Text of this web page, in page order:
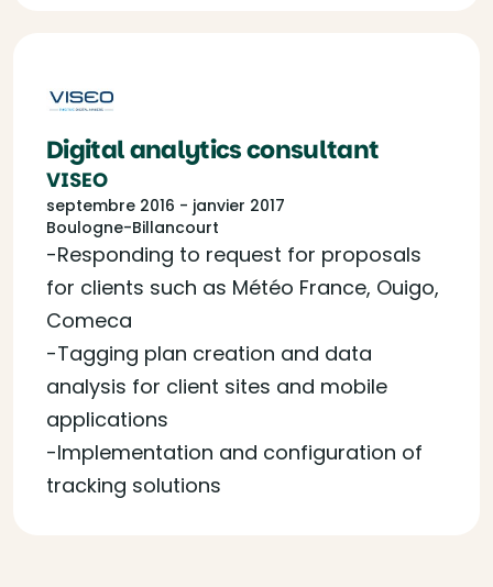
Digital analytics consultant
VISEO
septembre 2016 - janvier 2017
Boulogne-Billancourt
-Responding to request for proposals
for clients such as Météo France, Ouigo,
Comeca
-Tagging plan creation and data
analysis for client sites and mobile
applications
-Implementation and configuration of
tracking solutions